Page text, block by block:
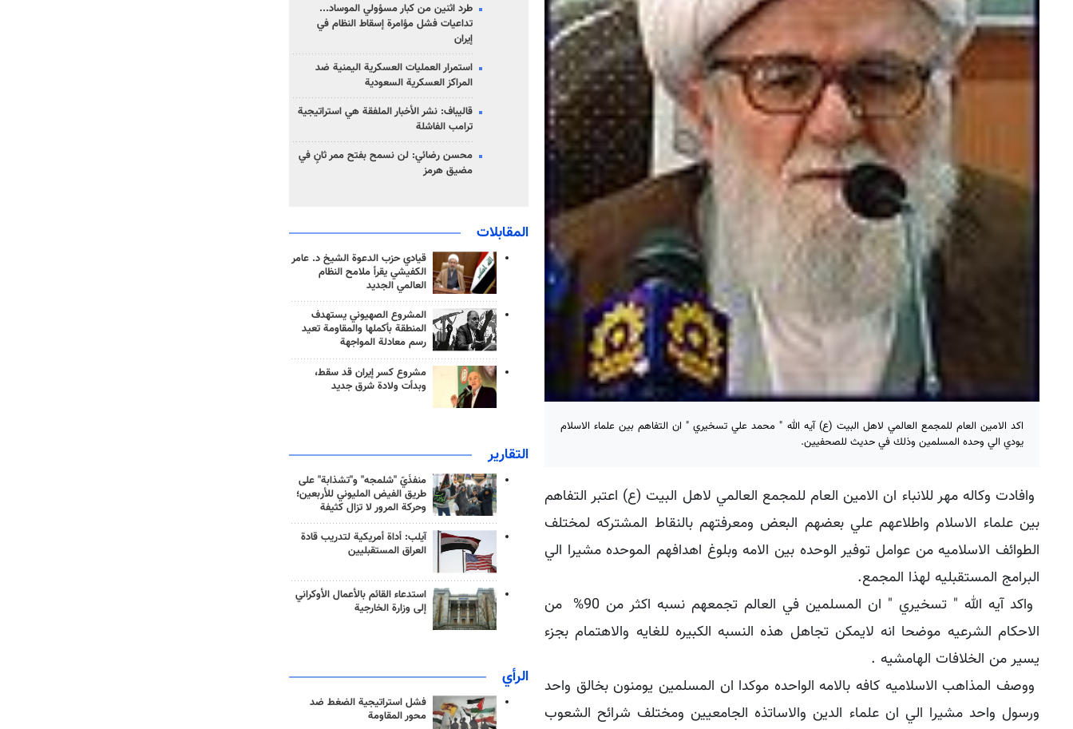
اكد الامين العام للمجمع العالمي لاهل البيت (ع) آيه الله " محمد علي تسخيري " ان التفاهم بين علماء الاسلام
يودي الي وحده المسلمين وذلك في حديث للصحفيين.
وافادت وكاله مهر للانباء ان الامين العام للمجمع العالمي لاهل البيت (ع) اعتبر التفاهم
بين علماء الاسلام واطلاعهم علي بعضهم البعض ومعرفتهم بالنقاط المشتركه لمختلف
الطوائف الاسلاميه من عوامل توفير الوحده بين الامه وبلوغ اهدافهم الموحده مشيرا الي
البرامج المستقبليه لهذا المجمع.
واكد آيه الله " تسخيري " ان المسلمين في العالم تجمعهم نسبه اكثر من 90% من
الاحكام الشرعيه موضحا انه لايمكن تجاهل هذه النسبه الكبيره للغايه والاهتمام بجزء
يسير من الخلافات الهامشيه .
ووصف المذاهب الاسلاميه كافه بالامه الواحده موكدا ان المسلمين يومنون بخالق واحد
ورسول واحد مشيرا الي ان علماء الدين والاساتذه الجامعيين ومختلف شرائح الشعوب
طرد اثنين من كبار مسؤولي الموساد...
تداعيات فشل مؤامرة إسقاط النظام في
إيران
استمرار العمليات العسكرية اليمنية ضد
المراكز العسكرية السعودية
قاليباف: نشر الأخبار الملفقة هي استراتيجية
ترامب الفاشلة
محسن رضائي: لن نسمح بفتح ممر ثانٍ في
مضيق هرمز
المقابلات
قيادي حزب الدعوة الشيخ د. عامر
الكفيشي يقرأ ملامح النظام
العالمي الجديد
المشروع الصهيوني يستهدف
المنطقة بأكملها والمقاومة تعيد
رسم معادلة المواجهة
مشروع كسر إيران قد سقط،
وبدأت ولادة شرق جديد
التقارير
منفذَيّ "شلمجه" و"تشذابة" على
طريق الفيض المليوني للأربعين؛
وحركة المرور لا تزال كثيفة
آيلب: أداة أمريكية لتدريب قادة
العراق المستقبليين
استدعاء القائم بالأعمال الأوكراني
إلى وزارة الخارجية
الرأي
فشل استراتيجية الضغط ضد
محور المقاومة